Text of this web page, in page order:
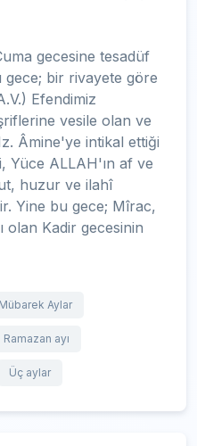
gecesine tesadüf
gece; bir rivayete göre
Efendimiz
vesile olan ve
Âmine'ye intikal ettiği
Yüce ALLAH'ın af ve
huzur ve ilahî
Yine bu gece; Mîrac,
olan Kadir gecesinin
Mübarek Aylar
Ramazan ayı
Üç aylar